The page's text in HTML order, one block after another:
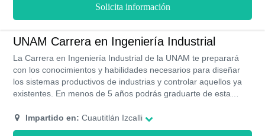
Solicita información
UNAM Carrera en Ingeniería Industrial
La Carrera en Ingeniería Industrial de la UNAM te preparará
con los conocimientos y habilidades necesarios para diseñar
los sistemas productivos de industrias y controlar aquellos ya
existentes. En menos de 5 años podrás graduarte de esta
Impartido en: Cuautitlán Izcalli